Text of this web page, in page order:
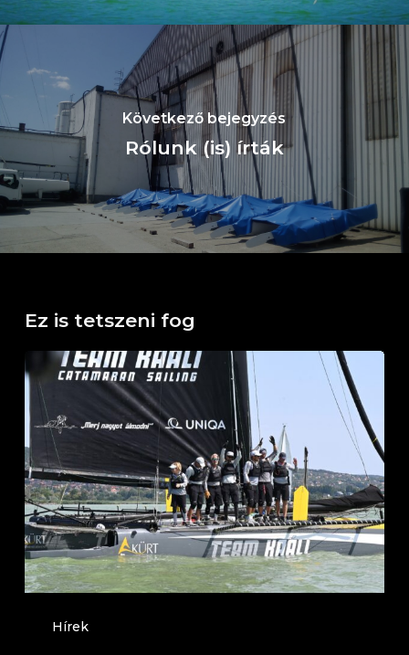
Következő bejegyzés
Rólunk (is) írták
Ez is tetszeni fog
Hírek
Horváth
Boldizsár
Emlékverseny
Balatonfüred,
2026.
július
26.